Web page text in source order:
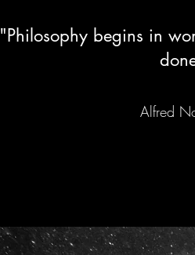
"Philosophy begins in
Alfred